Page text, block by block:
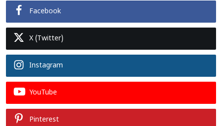
Facebook
X (Twitter)
Instagram
YouTube
Pinterest